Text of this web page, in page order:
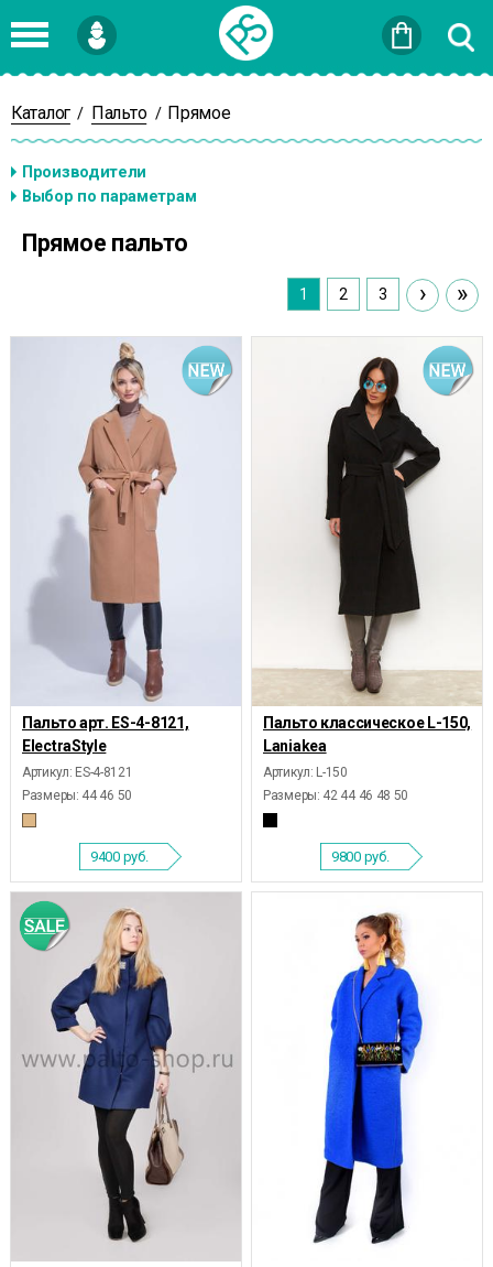
Войти
Каталог / Пальто / Прямое
Прямое пальто
1 2 3 › »
Пальто арт. ES-4-8121,
ElectraStyle
Артикул: ES-4-8121
Размеры: 44 46 50
9400 руб.
Пальто классическое L-150,
Laniakea
Артикул: L-150
Размеры: 42 44 46 48 50
9800 руб.